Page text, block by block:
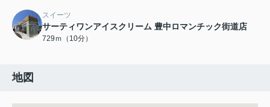
スイーツ
サーティワンアイスクリーム 豊中ロマンチック街道店
729ｍ（10分）
地図